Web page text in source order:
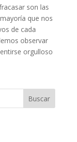
son las
que nos
de cada
observar
orgulloso
Buscar